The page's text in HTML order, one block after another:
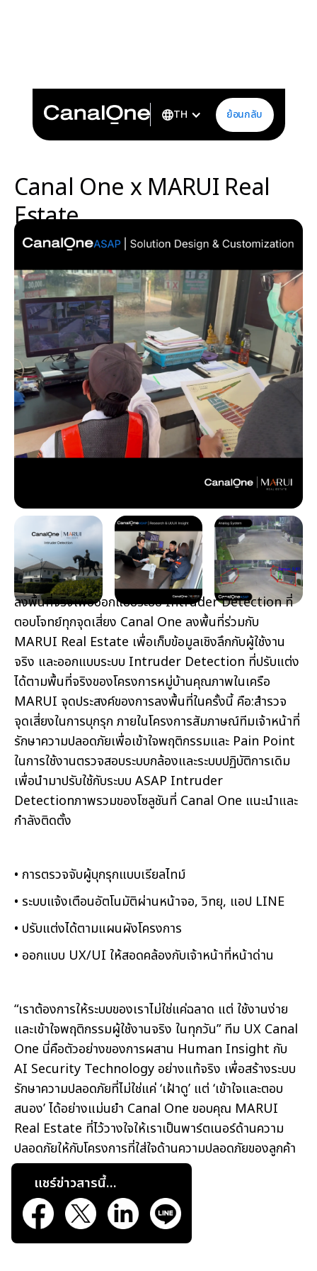
TH ย้อนกลับ
Canal One x MARUI Real
Estate
ลงพื้นที่จริงเพื่อออกแบบระบบ Intruder Detection ที่
ตอบโจทย์ทุกจุดเสี่ยง Canal One ลงพื้นที่ร่วมกับ
MARUI Real Estate เพื่อเก็บข้อมูลเชิงลึกกับผู้ใช้งาน
จริง และออกแบบระบบ Intruder Detection ที่ปรับแต่ง
ได้ตามพื้นที่จริงของโครงการหมู่บ้านคุณภาพในเครือ
MARUI จุดประสงค์ของการลงพื้นที่ในครั้งนี้ คือ:สำรวจ
จุดเสี่ยงในการบุกรุก ภายในโครงการสัมภาษณ์ทีมเจ้าหน้าที่
รักษาความปลอดภัยเพื่อเข้าใจพฤติกรรมและ Pain Point
ในการใช้งานตรวจสอบระบบกล้องและระบบปฏิบัติการเดิม
เพื่อนำมาปรับใช้กับระบบ ASAP Intruder
Detectionภาพรวมของโซลูชันที่ Canal One แนะนำและ
กำลังติดตั้ง
• การตรวจจับผู้บุกรุกแบบเรียลไทม์
• ระบบแจ้งเตือนอัตโนมัติผ่านหน้าจอ, วิทยุ, แอป LINE
• ปรับแต่งได้ตามแผนผังโครงการ
• ออกแบบ UX/UI ให้สอดคล้องกับเจ้าหน้าที่หน้าด่าน
“เราต้องการให้ระบบของเราไม่ใช่แค่ฉลาด แต่ ใช้งานง่าย
และเข้าใจพฤติกรรมผู้ใช้งานจริง ในทุกวัน” ทีม UX Canal
One นี่คือตัวอย่างของการผสาน Human Insight กับ
AI Security Technology อย่างแท้จริง เพื่อสร้างระบบ
รักษาความปลอดภัยที่ไม่ใช่แค่ ‘เฝ้าดู’ แต่ ‘เข้าใจและตอบ
สนอง’ ได้อย่างแม่นยำ Canal One ขอบคุณ MARUI
Real Estate ที่ไว้วางใจให้เราเป็นพาร์ตเนอร์ด้านความ
ปลอดภัยให้กับโครงการที่ใส่ใจด้านความปลอดภัยของลูกค้า
แชร์ข่าวสารนี้...